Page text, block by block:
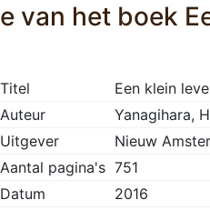
van het boek
Titel
Een klein
Auteur
Yanagihara,
Uitgever
Nieuw
Aantal pagina's 751
Datum
2016